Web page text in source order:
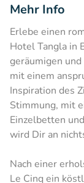
Mehr Info
Erlebe einen
Hotel Tangla in
geräumigen
mit einem
Inspiration des
Stimmung, mit
Einzelbetten
wird Dir an
Nach einer
Le Cinq ein